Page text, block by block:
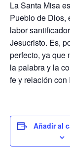
La Santa Misa
Pueblo de Dios,
labor
Jesucristo. Es,
perfecto, ya que
la palabra y la
fe y relación con
Añadir al